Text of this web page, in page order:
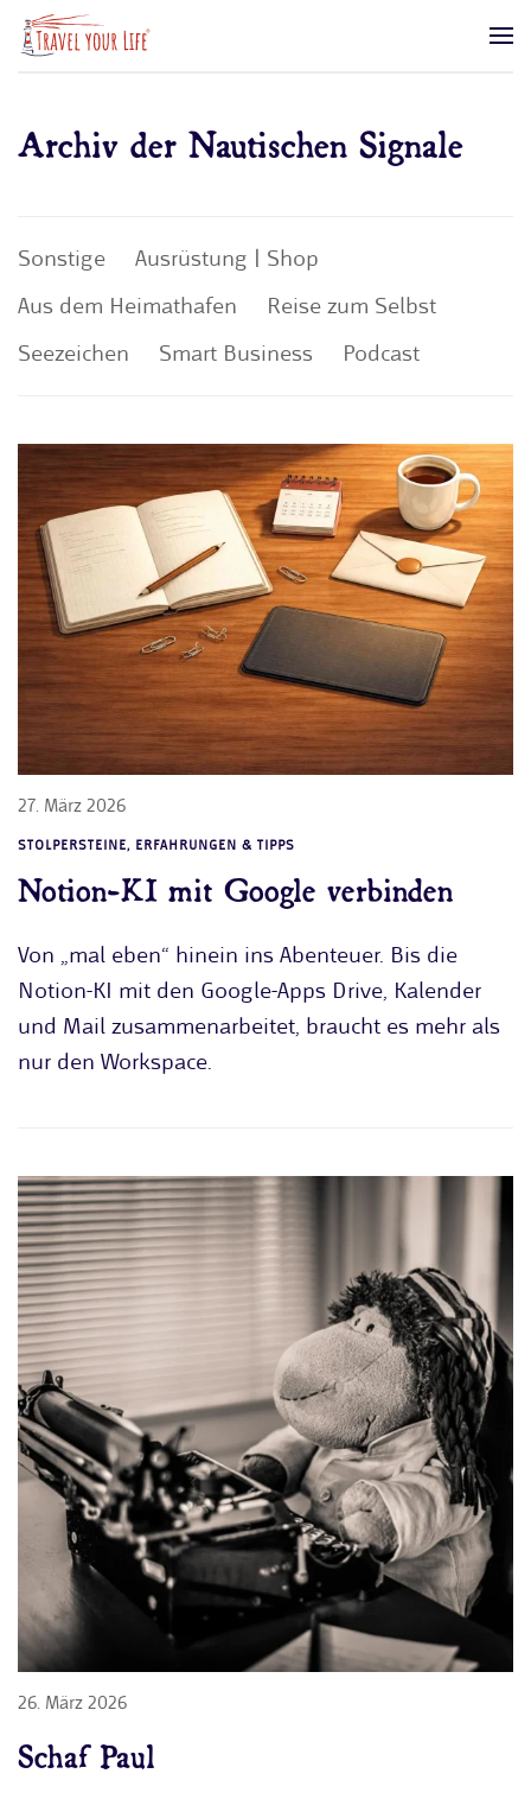
Archiv der Nautischen Signale
Sonstige
Ausrüstung | Shop
Aus dem Heimathafen
Reise zum Selbst
Seezeichen
Smart Business Podcast
27. März 2026
STOLPERSTEINE, ERFAHRUNGEN & TIPPS
Notion-KI mit Google verbinden
Von „mal eben“ hinein ins Abenteuer. Bis die
Notion-KI mit den Google-Apps Drive, Kalender
und Mail zusammenarbeitet, braucht es mehr als
nur den Workspace.
26. März 2026
Schaf Paul